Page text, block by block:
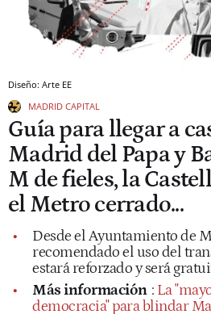
Diseño: Arte EE
MADRID CAPITAL
Guía para llegar a
Madrid del Papa y
M de fieles, la
el Metro cerrado...
Desde el Ayuntamiento de
recomendado el uso del
estará reforzado y será
Más información : La
democracia" para blindar